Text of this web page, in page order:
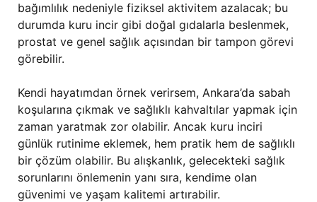
bağımlılık nedeniyle fiziksel aktivitem azalacak; bu
durumda kuru incir gibi doğal gıdalarla beslenmek,
prostat ve genel sağlık açısından bir tampon görevi
görebilir.
Kendi hayatımdan örnek verirsem, Ankara’da sabah
koşularına çıkmak ve sağlıklı kahvaltılar yapmak için
zaman yaratmak zor olabilir. Ancak kuru inciri
günlük rutinime eklemek, hem pratik hem de sağlıklı
bir çözüm olabilir. Bu alışkanlık, gelecekteki sağlık
sorunlarını önlemenin yanı sıra, kendime olan
güvenimi ve yaşam kalitemi artırabilir.